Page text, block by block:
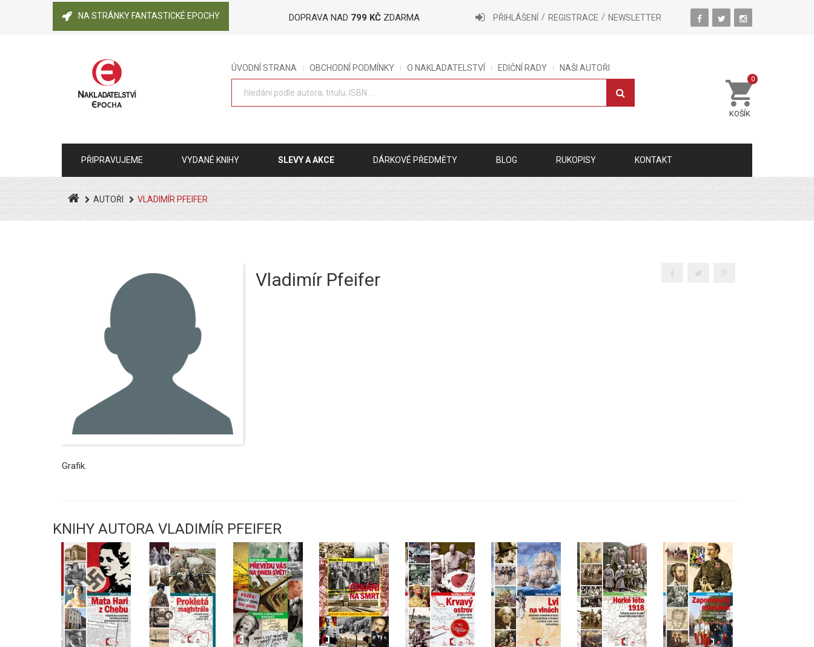
NA STRÁNKY FANTASTICKÉ EPOCHY DOPRAVA NAD 799 KČ ZDARMA PŘIHLÁŠENÍ REGISTRACE NEWSLETTER
ÚVODNÍ STRANA OBCHODNÍ PODMÍNKY O NAKLADATELSTVÍ EDIČNÍ RADY NAŠI AUTOŘI
KOŠÍK
0
PŘIPRAVUJEME VYDANÉ KNIHY SLEVY A AKCE DÁRKOVÉ PŘEDMĚTY BLOG RUKOPISY KONTAKT
AUTOŘI VLADIMÍR PFEIFER
Vladimír Pfeifer
Grafik.
KNIHY AUTORA VLADIMÍR PFEIFER